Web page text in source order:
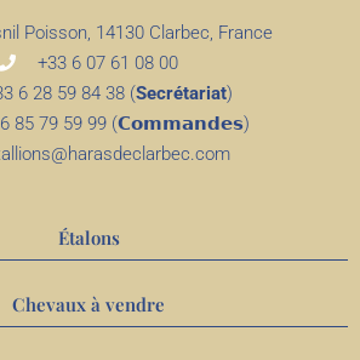
Poisson, 14130 Clarbec, France
+33 6 07 61 08 00
6 28 59 84 38 (Secrétariat)
6 85 79 59 99 (𝗖𝗼𝗺𝗺𝗮𝗻𝗱𝗲𝘀)
Étalons
Chevaux à vendre